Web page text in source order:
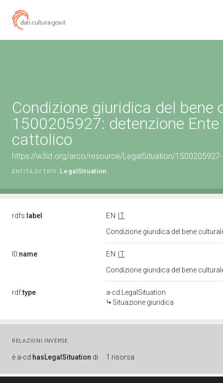
Condizione giuridica del bene
1500205927: detenzione
cattolico
https://w3id.org/arco/resource/LegalSituation/
ENTITÀ DI TIPO: LegalSituation
rdfs: label EN
IT
Condizione giuridica del bene
l0:name EN
IT
Condizione giuridica del bene
rdf:type
a-cd:LegalSituation
Situazione giuridica
RELAZIONI INVERSE
è a-cd:hasLegalSituation di 1 risorsa